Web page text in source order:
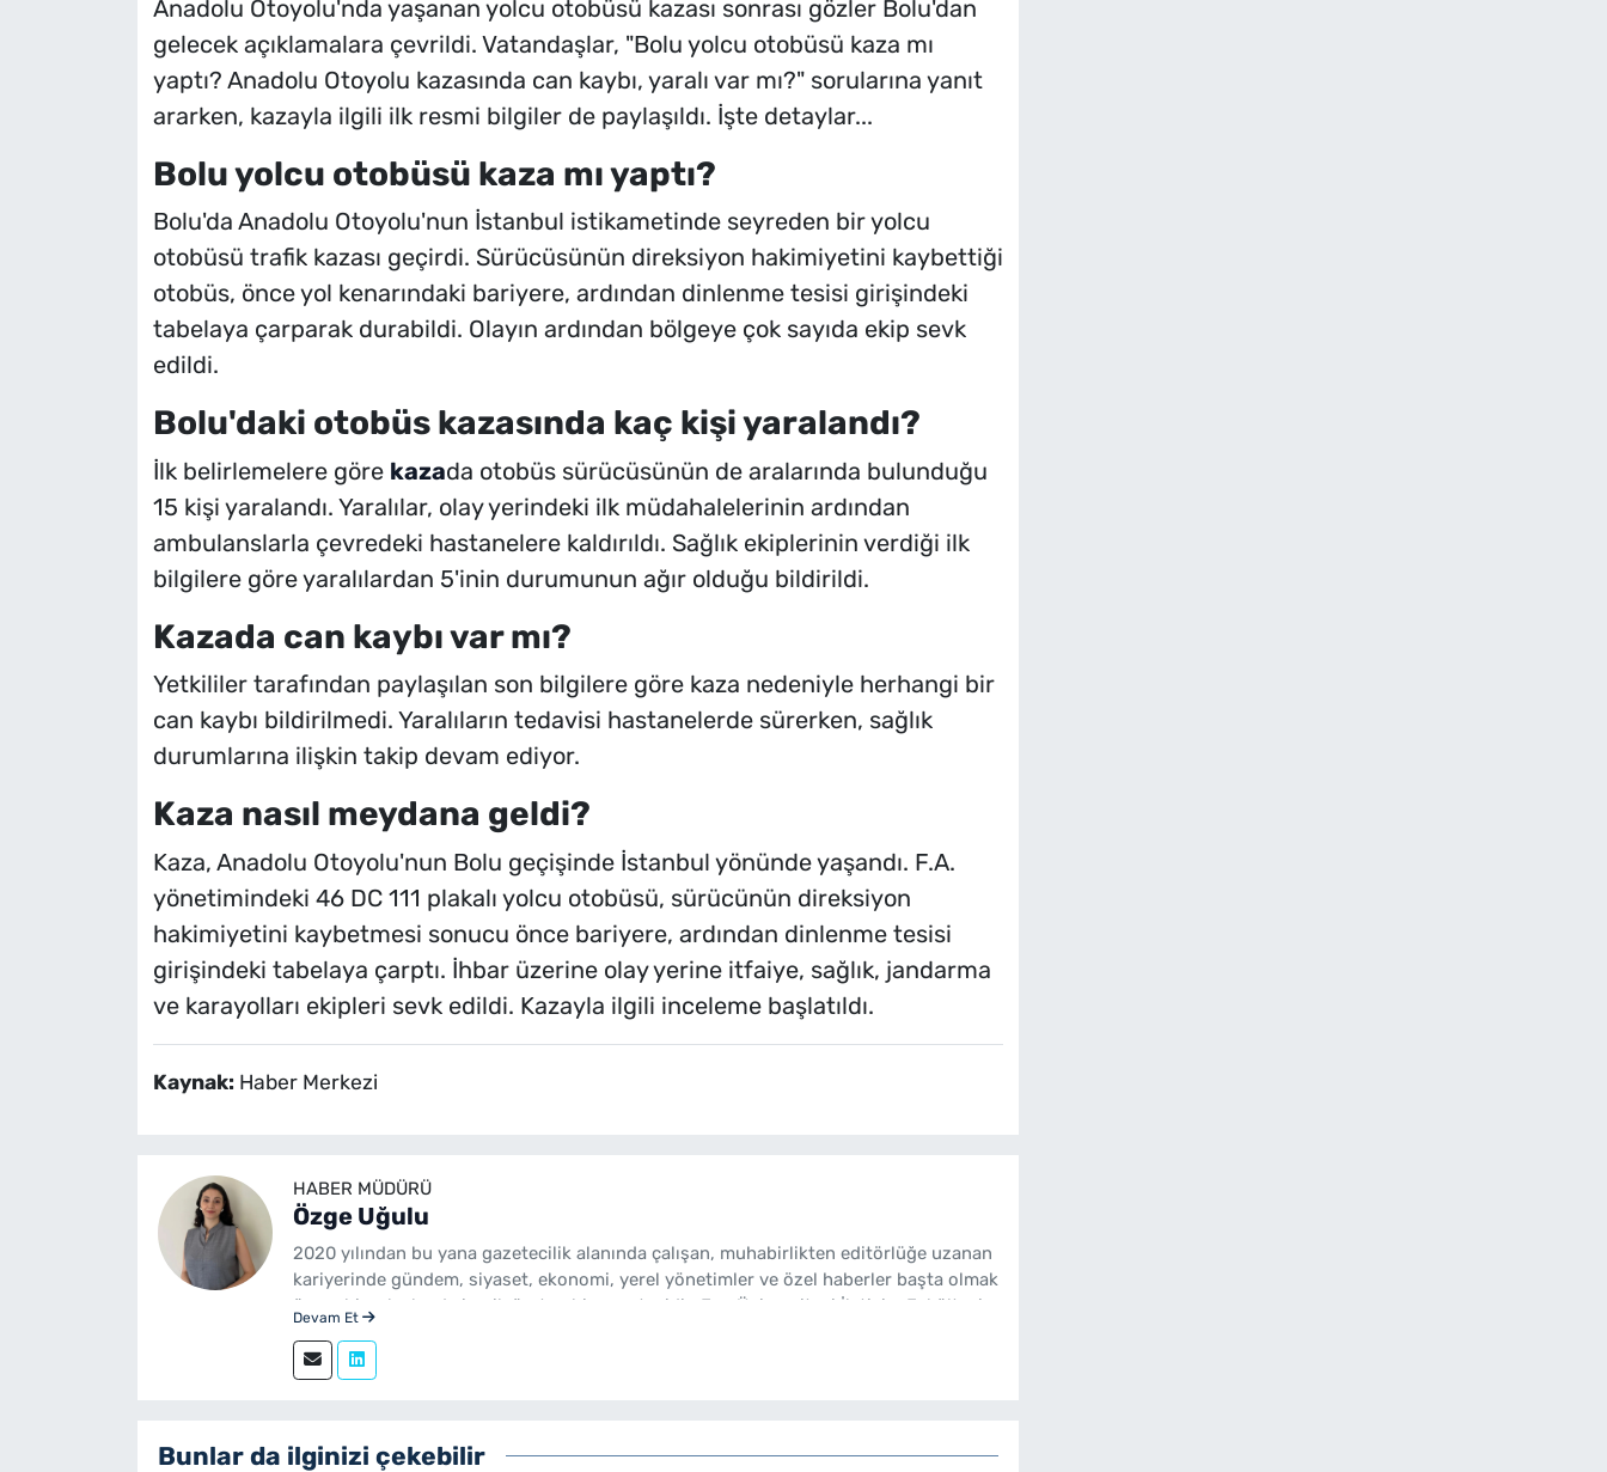
Anadolu Otoyolu'nda yaşanan yolcu otobüsü kazası sonrası gözler Bolu'dan
gelecek açıklamalara çevrildi. Vatandaşlar, "Bolu yolcu otobüsü kaza mı
yaptı? Anadolu Otoyolu kazasında can kaybı, yaralı var mı?" sorularına yanıt
ararken, kazayla ilgili ilk resmi bilgiler de paylaşıldı. İşte detaylar...
Bolu yolcu otobüsü kaza mı yaptı?
Bolu'da Anadolu Otoyolu'nun İstanbul istikametinde seyreden bir yolcu
otobüsü trafik kazası geçirdi. Sürücüsünün direksiyon hakimiyetini kaybettiği
otobüs, önce yol kenarındaki bariyere, ardından dinlenme tesisi girişindeki
tabelaya çarparak durabildi. Olayın ardından bölgeye çok sayıda ekip sevk
edildi.
Bolu'daki otobüs kazasında kaç kişi yaralandı?
İlk belirlemelere göre kazada otobüs sürücüsünün de aralarında bulunduğu
15 kişi yaralandı. Yaralılar, olay yerindeki ilk müdahalelerinin ardından
ambulanslarla çevredeki hastanelere kaldırıldı. Sağlık ekiplerinin verdiği ilk
bilgilere göre yaralılardan 5'inin durumunun ağır olduğu bildirildi.
Kazada can kaybı var mı?
Yetkililer tarafından paylaşılan son bilgilere göre kaza nedeniyle herhangi bir
can kaybı bildirilmedi. Yaralıların tedavisi hastanelerde sürerken, sağlık
durumlarına ilişkin takip devam ediyor.
Kaza nasıl meydana geldi?
Kaza, Anadolu Otoyolu'nun Bolu geçişinde İstanbul yönünde yaşandı. F.A.
yönetimindeki 46 DC 111 plakalı yolcu otobüsü, sürücünün direksiyon
hakimiyetini kaybetmesi sonucu önce bariyere, ardından dinlenme tesisi
girişindeki tabelaya çarptı. İhbar üzerine olay yerine itfaiye, sağlık, jandarma
ve karayolları ekipleri sevk edildi. Kazayla ilgili inceleme başlatıldı.
Kaynak: Haber Merkezi
HABER MÜDÜRÜ
Özge Uğulu
2020 yılından bu yana gazetecilik alanında çalışan, muhabirlikten editörlüğe uzanan
kariyerinde gündem, siyaset, ekonomi, yerel yönetimler ve özel haberler başta olmak
üzere birçok alanda içerik üreten bir gazetecidir. Ege Üniversitesi İletişim Fakültesi
sürdürmektedir.
Devam Et
Bunlar da ilginizi çekebilir